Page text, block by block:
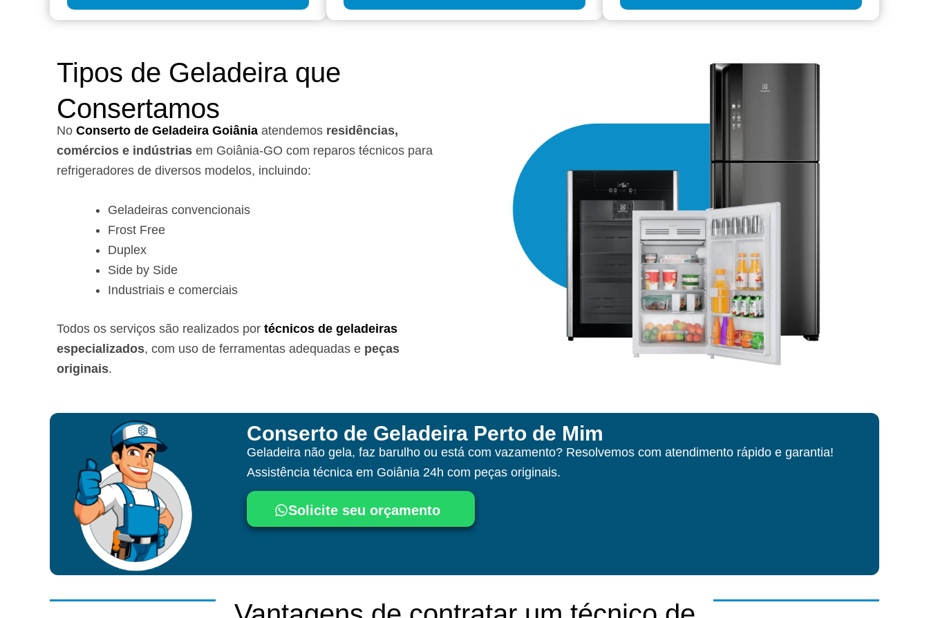
Tipos de Geladeira que
Consertamos
No Conserto de Geladeira Goiânia atendemos residências,
comércios e indústrias em Goiânia-GO com reparos técnicos para
refrigeradores de diversos modelos, incluindo:
Geladeiras convencionais
Frost Free
Duplex
Side by Side
Industriais e comerciais
Todos os serviços são realizados por técnicos de geladeiras
especializados, com uso de ferramentas adequadas e peças
originais.
Conserto de Geladeira Perto de Mim
Geladeira não gela, faz barulho ou está com vazamento? Resolvemos com atendimento rápido e garantia!
Assistência técnica em Goiânia 24h com peças originais.
Solicite seu orçamento